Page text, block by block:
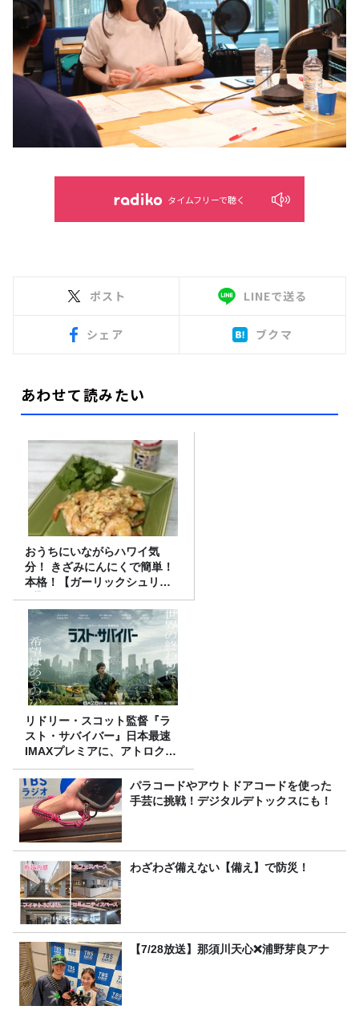
タイムフリーで聴く
ポスト LINEで送る
シェア ブクマ
あわせて読みたい
おうちにいながらハワイ気
分！ きざみにんにくで簡単！
本格！【ガーリックシュリン
プ】 桃屋のかんたんレシピ
リドリー・スコット監督『ラ
スト・サバイバー』日本最速
IMAXプレミアに、アトロクリ
スナー60名をご招待！
パラコードやアウトドアコードを使った
手芸に挑戦！デジタルデトックスにも！
わざわざ備えない【備え】で防災！
【7/28放送】那須川天心❌浦野芽良アナ